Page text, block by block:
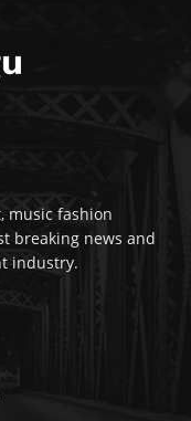
music fashion
breaking news and
industry.